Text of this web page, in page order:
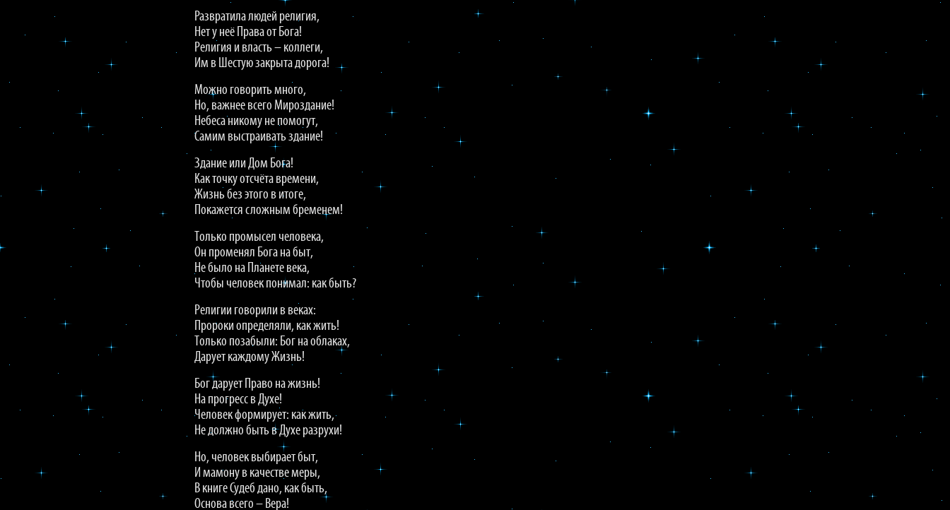
Развратила людей религия,
Нет у неё Права от Бога!
Религия и власть – коллеги,
Им в Шестую закрыта дорога!
Можно говорить много,
Но, важнее всего Мироздание!
Небеса никому не помогут,
Самим выстраивать здание!
Здание или Дом Бога!
Как точку отсчёта времени,
Жизнь без этого в итоге,
Покажется сложным бременем!
Только промысел человека,
Он променял Бога на быт,
Не было на Планете века,
Чтобы человек понимал: как быть?
Религии говорили в веках:
Пророки определяли, как жить!
Только позабыли: Бог на облаках,
Дарует каждому Жизнь!
Бог дарует Право на жизнь!
На прогресс в Духе!
Человек формирует: как жить,
Не должно быть в Духе разрухи!
Но, человек выбирает быт,
И мамону в качестве меры,
В книге Судеб дано, как быть,
Основа всего – Вера!